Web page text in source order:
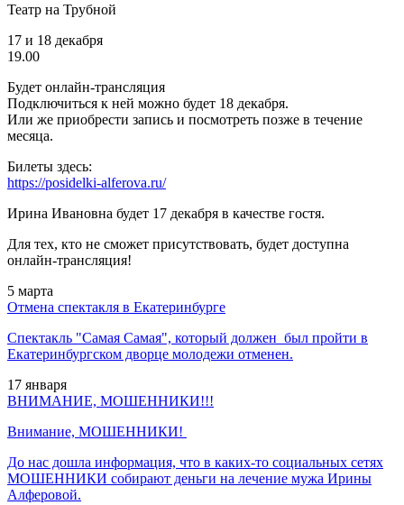
Театр на Трубной
17 и 18 декабря
19.00
Будет онлайн-трансляция
Подключиться к ней можно будет 18 декабря.
Или же приобрести запись и посмотреть позже в течение
месяца.
Билеты здесь:
https://posidelki-alferova.ru/
Ирина Ивановна будет 17 декабря в качестве гостя.
Для тех, кто не сможет присутствовать, будет доступна
онлайн-трансляция!
5 марта
Отмена спектакля в Екатеринбурге
Спектакль "Самая Самая", который должен был пройти в
Екатеринбургском дворце молодежи отменен.
17 января
ВНИМАНИЕ, МОШЕННИКИ!!!
Внимание, МОШЕННИКИ!
До нас дошла информация, что в каких-то социальных сетях
МОШЕННИКИ собирают деньги на лечение мужа Ирины
Алферовой.